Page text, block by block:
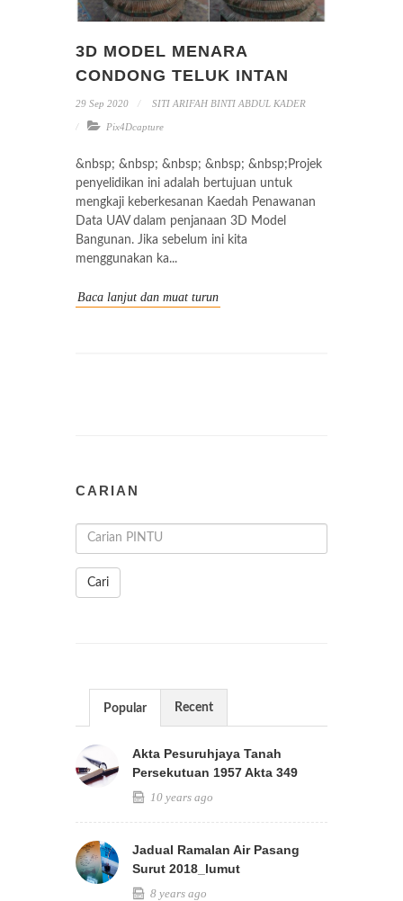
3D MODEL MENARA
CONDONG TELUK INTAN
29 Sep 2020 SITI ARIFAH BINTI ABDUL KADER
Pix4Dcapture
&nbsp; &nbsp; &nbsp; &nbsp; &nbsp;Projek
penyelidikan ini adalah bertujuan untuk
mengkaji keberkesanan Kaedah Penawanan
Data UAV dalam penjanaan 3D Model
Bangunan. Jika sebelum ini kita
menggunakan ka...
Baca lanjut dan muat turun
CARIAN
Cari
Popular Recent
Akta Pesuruhjaya Tanah
Persekutuan 1957 Akta 349
10 years ago
Jadual Ramalan Air Pasang
Surut 2018_lumut
8 years ago